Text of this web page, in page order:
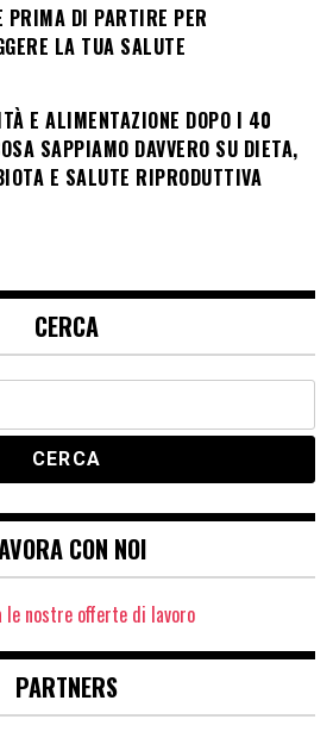
PRIMA DI PARTIRE PER
LA TUA SALUTE
E ALIMENTAZIONE DOPO I 40
SAPPIAMO DAVVERO SU DIETA,
E SALUTE RIPRODUTTIVA
CERCA
CON NOI
le nostre offerte di lavoro
PARTNERS